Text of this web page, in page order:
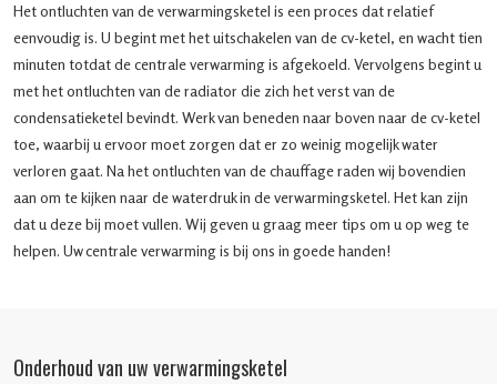
Het ontluchten van de verwarmingsketel is een proces dat relatief
eenvoudig is. U begint met het uitschakelen van de cv-ketel, en wacht tien
minuten totdat de centrale verwarming is afgekoeld. Vervolgens begint u
met het ontluchten van de radiator die zich het verst van de
condensatieketel bevindt. Werk van beneden naar boven naar de cv-ketel
toe, waarbij u ervoor moet zorgen dat er zo weinig mogelijk water
verloren gaat. Na het ontluchten van de chauffage raden wij bovendien
aan om te kijken naar de waterdruk in de verwarmingsketel. Het kan zijn
dat u deze bij moet vullen. Wij geven u graag meer tips om u op weg te
helpen. Uw centrale verwarming is bij ons in goede handen!
Onderhoud van uw verwarmingsketel